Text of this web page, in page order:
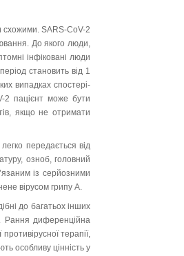
схожими.SARS-CoV-2
До якого люди,
інфіковані люди
становить від 1
випадках спосте­рі­
-2 пацієнт може бу­ти
якщо не отри­мати
переда­єтьс­я від
оз­ноб, головний
із серйозними
вірусом грипу A.
до бага­тьох інших
Рання диференційна
терапії,
особливу цінність у